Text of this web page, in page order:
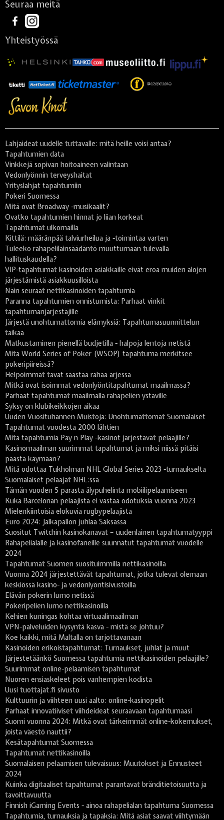
Seuraa meitä
Yhteistyössä
Lahjaideat uudelle tuttavalle: mitä heille voisi antaa?
Tapahtumien data
Vinkkejä sopivan hoitoaineen valintaan
Vedonlyönnin terveyshaitat
Yrityslahjat tapahtumiin
Pokeri Suomessa
Mitä ovat Broadway -musikaalit?
Ovatko tapahtumien hinnat jo liian korkeat
Tapahtumat ulkomailla
Kittilä: määränpää talviurheilua ja -toimintaa varten
Tuleeko rahapelilainsäädäntö muuttumaan tulevalla
hallituskaudella?
VIP-tapahtumat kasinoiden asiakkaille eivät eroa muiden alojen
järjestämistä asiakkuusilloista
Näin seuraat nettikasinoiden tapahtumia
Paranna tapahtumien onnistumista: Parhaat vinkit
tapahtumanjärjestäjille
Järjestä unohtumattomia elämyksiä: Tapahtumasuunnittelun
taikaa
Matkustaminen pienellä budjetilla - halpoja lentoja netistä
Mitä World Series of Poker (WSOP) tapahtuma merkitsee
pokeripiireissä?
Helpoimmat tavat säästää rahaa arjessa
Mitkä ovat isoimmat vedonlyöntitapahtumat maailmassa?
Parhaat tapahtumat maailmalla rahapelien ystäville
Syksy on klubikeikkojen aikaa
Uuden Vuosituhannen Muistoja: Unohtumattomat Suomalaiset
Tapahtumat vuodesta 2000 lähtien
Mitä tapahtumia Pay n Play -kasinot järjestävät pelaajille?
Kasinomaailman suurimmat tapahtumat ja miksi niissä pitäisi
päästä käymään?
Mitä odottaa Tukholman NHL Global Series 2023 -turnaukselta
Suomalaiset pelaajat NHL:ssä
Tämän vuoden 5 parasta älypuhelinta mobiilipelaamiseen
Kuka Barcelonan pelaajista ei vastaa odotuksia vuonna 2023
Mielenkiintoisia elokuvia rugbypelaajista
Euro 2024: Jalkapallon juhlaa Saksassa
Suositut Twitchin kasinokanavat – uudenlainen tapahtumatyyppi
Rahapelialalle ja kasinofaneille suunnatut tapahtumat vuodelle
2024
Tapahtumat Suomen suosituimmilla nettikasinoilla
Vuonna 2024 järjestettävät tapahtumat, jotka tulevat olemaan
keskiössä kasino- ja vedonlyöntisivustoilla
Elävän pokerin lumo netissä
Pokeripelien lumo nettikasinoilla
Kehien kuningas kohtaa virtuaalimaailman
VPN-palveluiden kysyntä kasva - mistä se johtuu?
Koe kaikki, mitä Maltalla on tarjottavanaan
Kasinoiden erikoistapahtumat: Turnaukset, juhlat ja muut
Järjestetäänkö Suomessa tapahtumia nettikasinoiden pelaajille?
Suurimmat online-pelaamisen tapahtumat
Nuoren ensiaskeleet pois vanhempien kodista
Uusi tuottajat.fi sivusto
Kulttuurin ja viihteen uusi aalto: online-kasinopelit
Parhaat innovatiiviset viihdeideat seuraavaan tapahtumaasi
Suomi vuonna 2024: Mitkä ovat tärkeimmät online-kokemukset,
joista väestö nauttii?
Kesätapahtumat Suomessa
Tapahtumat nettikasinoilla
Suomalaisen pelaamisen tulevaisuus: Muutokset ja Ennusteet
2024
Kuinka digitaaliset tapahtumat parantavat bränditietoisuutta ja
tavoittavuutta
Finnish iGaming Events - ainoa rahapelialan tapahtuma Suomessa
Tapahtumia, turnauksia ja tapaksia: Mitä asiat saavat viihtymään